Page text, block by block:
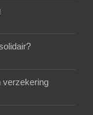
verzekering